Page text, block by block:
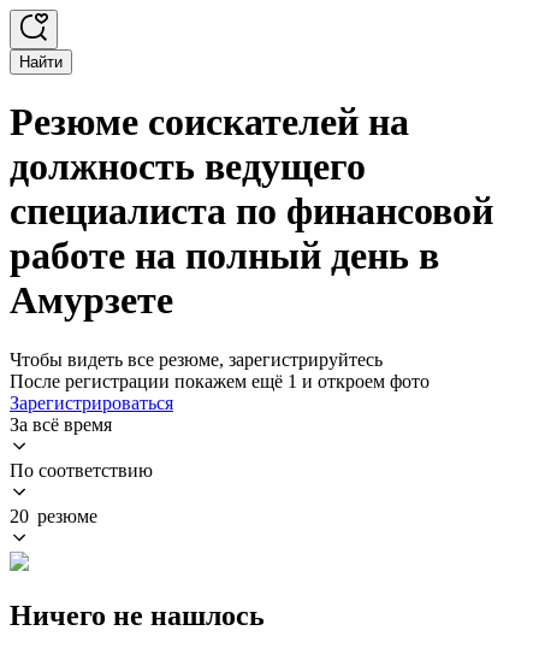
Найти
Резюме соискателей на
должность ведущего
специалиста по финансовой
работе на полный день в
Амурзете
Чтобы видеть все резюме, зарегистрируйтесь
После регистрации покажем ещё 1 и откроем фото
Зарегистрироваться
За всё время
По соответствию
20 резюме
Ничего не нашлось